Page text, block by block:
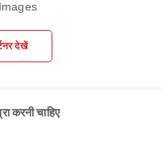
देखें
करनी चाहिए